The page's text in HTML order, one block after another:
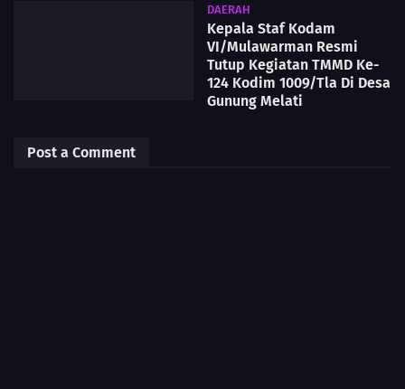
DAERAH
Kepala Staf Kodam
VI/Mulawarman Resmi
Tutup Kegiatan TMMD Ke-
124 Kodim 1009/Tla Di Desa
Gunung Melati
Post a Comment